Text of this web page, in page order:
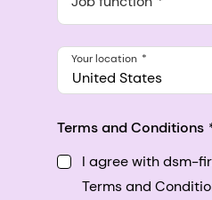
United States
Your location
Terms and Conditions
I agree with dsm-
Terms and